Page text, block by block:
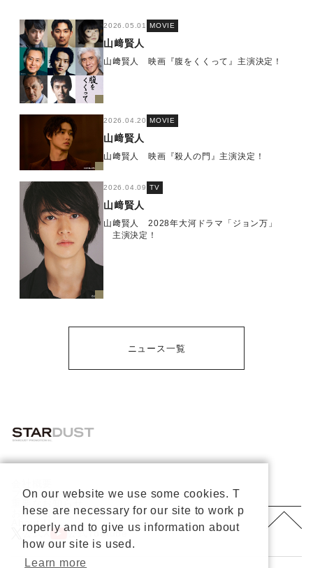
2026.05.01 MOVIE
山﨑賢人
山﨑賢人 映画『腹をくくって』主演決定！
2026.04.20 MOVIE
山﨑賢人
山﨑賢人 映画『殺人の門』主演決定！
2026.04.09 TV
山﨑賢人
山﨑賢人 2028年大河ドラマ「ジョン万」
主演決定！
ニュース一覧
プライバシーポリシー
お問い合わせ
About Us
公式X
公式Youtube
On our website we use some cookies. T
hese are necessary for our site to work p
roperly and to give us information about
how our site is used.
Learn more